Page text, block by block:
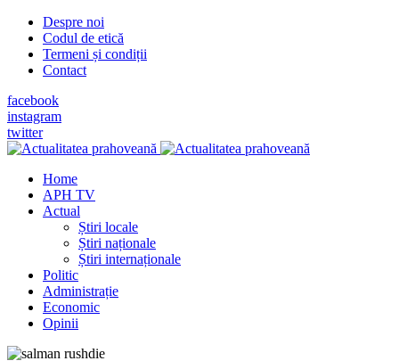
Despre noi
Codul de etică
Termeni și condiții
Contact
facebook
instagram
twitter
Home
APH TV
Actual
Știri locale
Știri naționale
Știri internaționale
Politic
Administrație
Economic
Opinii